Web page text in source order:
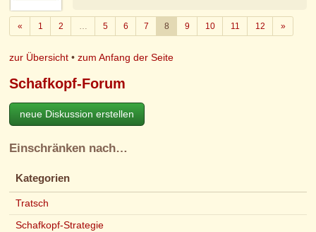
«Zurück
1 2 … 5 6 7 8 9 10 11 12 »Weiter
zur Übersicht •zum Anfang der Seite
Schafkopf-Forum
neue Diskussion erstellen
Einschränken nach…
Kategorien
Tratsch
Schafkopf-Strategie